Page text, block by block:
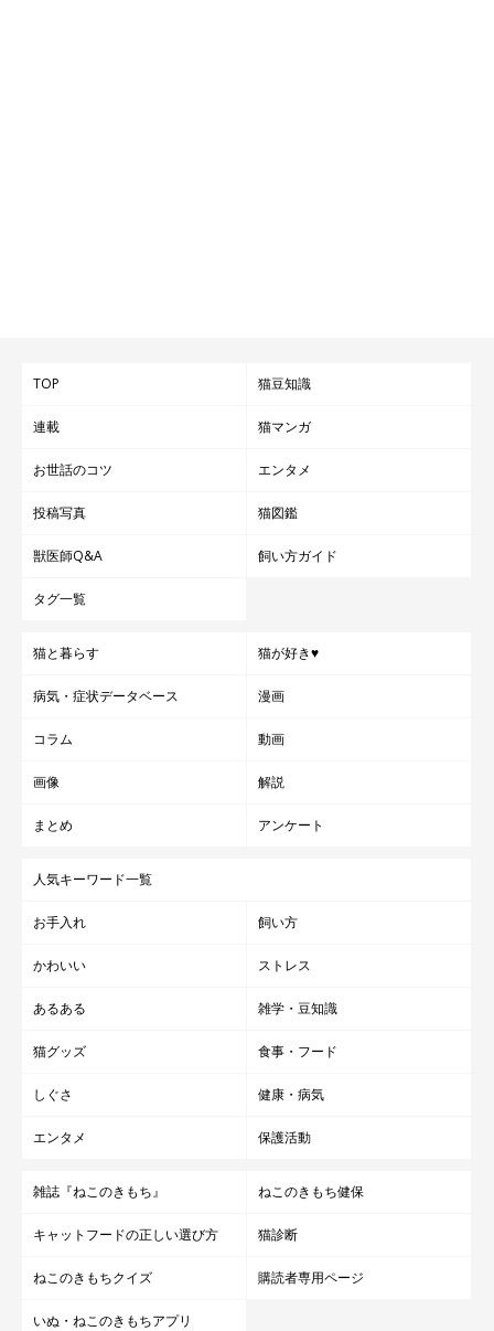
TOP 猫豆知識
連載 猫マンガ
お世話のコツ エンタメ
投稿写真 猫図鑑
獣医師Q&A 飼い方ガイド
タグ一覧
猫と暮らす 猫が好き♥
病気・症状データベース 漫画
コラム 動画
画像 解説
まとめ アンケート
人気キーワード一覧
お手入れ 飼い方
かわいい ストレス
あるある 雑学・豆知識
猫グッズ 食事・フード
しぐさ 健康・病気
エンタメ 保護活動
雑誌『ねこのきもち』 ねこのきもち健保
キャットフードの正しい選び方 猫診断
ねこのきもちクイズ 購読者専用ページ
いぬ・ねこのきもちアプリ